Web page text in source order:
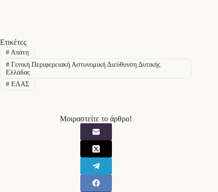
Ετικέτες
#Απάτη
#Γενική Περιφερειακή Αστυνομική Διεύθυνση Δυτικής
Ελλάδας
#ΕΛΑΣ
Μοιραστείτε το άρθρο!